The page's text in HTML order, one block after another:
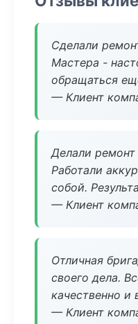
Сделали
Мастера -
обращаться
— Клиент
Делали
Работали
собой.
— Клиент
Отличная
своего дела.
качественно и
— Клиент